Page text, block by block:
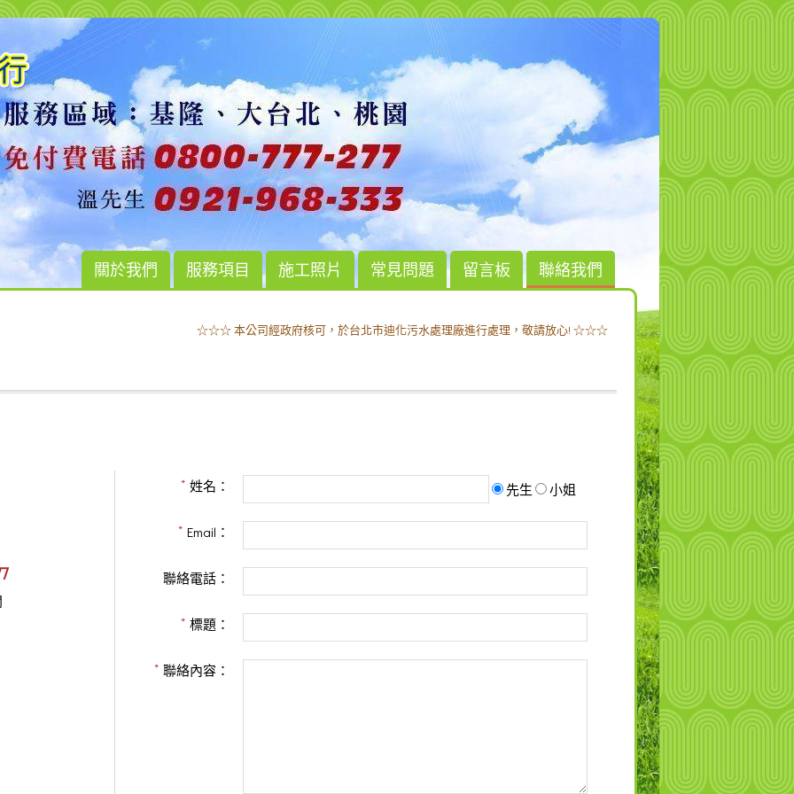
關於我們 服務項目 施工照片 常見問題 留言板 聯絡我們
☆☆☆ 本公司經政府核可，於台北市迪化污水處理廠進行處理，敬請放心! ☆☆☆
姓名： 先生 小姐
Email：
聯絡電話：
標題：
聯絡內容：